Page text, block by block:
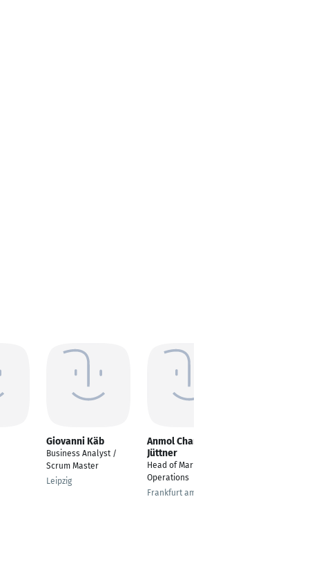
Giovanni Käb
Business Analyst /
Scrum Master
Leipzig
Anmol Chand-
Jüttner
Head of Marketing
Operations
Frankfurt am Main